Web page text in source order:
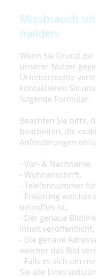
Missbrauch
melden:
Wenn Sie Grund
unserer Nutzer
Urheberrechte
kontaktieren Sie
folgende Formular.
Beachten Sie bitte,
bearbeiten, die
Anforderungen
- Vor- & Nachname,
- Wohnanschrift,
- Telefonnummer
- Erklärung
betroffen ist,
- Der genaue
Inhalt veröffentlicht,
- Die genaue
welcher das Bild
- Falls es sich um
Sie alle Links